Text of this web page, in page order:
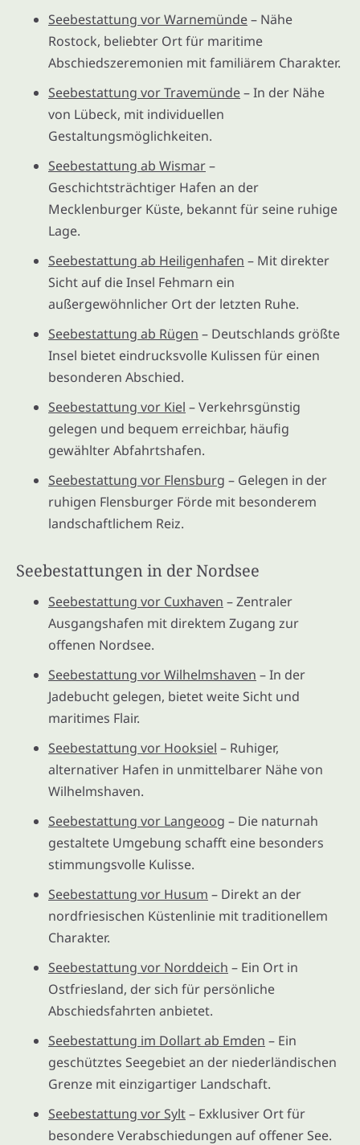
Seebestattung vor Warnemünde– Nähe
Rostock, beliebter Ort für maritime
Abschiedszeremonien mit familiärem Charakter.
Seebestattung vor Travemünde– In der Nähe
von Lübeck, mit individuellen
Gestaltungsmöglichkeiten.
Seebestattung ab Wismar–
Geschichtsträchtiger Hafen an der
Mecklenburger Küste, bekannt für seine ruhige
Lage.
Seebestattung ab Heiligenhafen – Mit direkter
Sicht auf die Insel Fehmarn ein
außergewöhnlicher Ort der letzten Ruhe.
Seebestattung ab Rügen – Deutschlands größte
Insel bietet eindrucksvolle Kulissen für einen
besonderen Abschied.
Seebestattung vor Kiel – Verkehrsgünstig
gelegen und bequem erreichbar, häufig
gewählter Abfahrtshafen.
Seebestattung vor Flensburg – Gelegen in der
ruhigen Flensburger Förde mit besonderem
landschaftlichem Reiz.
Seebestattungen in der Nordsee
Seebestattung vor Cuxhaven – Zentraler
Ausgangshafen mit direktem Zugang zur
offenen Nordsee.
Seebestattung vor Wilhelmshaven – In der
Jadebucht gelegen, bietet weite Sicht und
maritimes Flair.
Seebestattung vor Hooksiel – Ruhiger,
alternativer Hafen in unmittelbarer Nähe von
Wilhelmshaven.
Seebestattung vor Langeoog – Die naturnah
gestaltete Umgebung schafft eine besonders
stimmungsvolle Kulisse.
Seebestattung vor Husum – Direkt an der
nordfriesischen Küstenlinie mit traditionellem
Charakter.
Seebestattung vor Norddeich – Ein Ort in
Ostfriesland, der sich für persönliche
Abschiedsfahrten anbietet.
Seebestattung im Dollart ab Emden – Ein
geschütztes Seegebiet an der niederländischen
Grenze mit einzigartiger Landschaft.
Seebestattung vor Sylt– Exklusiver Ort für
besondere Verabschiedungen auf offener See.